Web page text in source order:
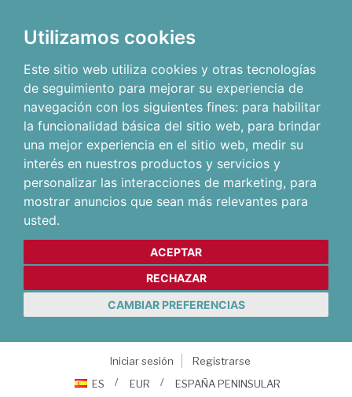
Utilizamos cookies
Este sitio web utiliza cookies y otras tecnologías
de seguimiento para mejorar su experiencia de
navegación con los siguientes fines: para habilitar
la funcionalidad básica del sitio web, para brindar
una mejor experiencia en el sitio web, medir su
interés en nuestros productos y servicios y
personalizar las interacciones de marketing, para
mostrar anuncios que sean más relevantes para
usted.
ACEPTAR
RECHAZAR
CAMBIAR PREFERENCIAS
Iniciar sesión
Registrarse
ES
EUR ESPAÑA PENINSULAR